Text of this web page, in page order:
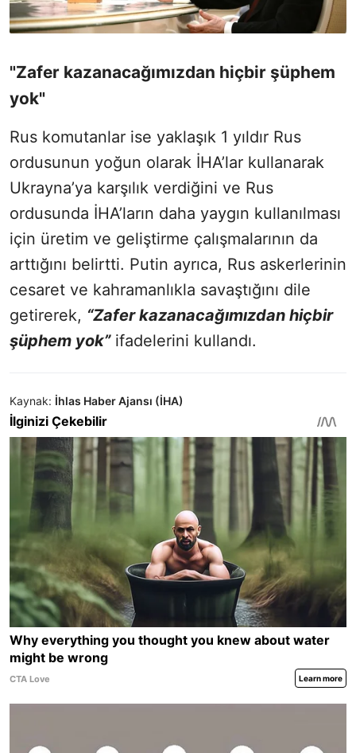
"Zafer kazanacağımızdan hiçbir şüphem
yok"
Rus komutanlar ise yaklaşık 1 yıldır Rus
ordusunun yoğun olarak İHA’lar kullanarak
Ukrayna’ya karşılık verdiğini ve Rus
ordusunda İHA’ların daha yaygın kullanılması
için üretim ve geliştirme çalışmalarının da
arttığını belirtti. Putin ayrıca, Rus askerlerinin
cesaret ve kahramanlıkla savaştığını dile
getirerek, “Zafer kazanacağımızdan hiçbir
şüphem yok”ifadelerini kullandı.
Kaynak: İhlas Haber Ajansı (İHA)